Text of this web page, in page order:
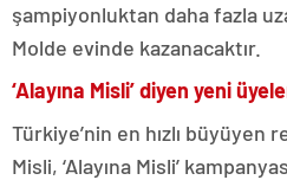
şampiyonluktan daha fazla
Molde evinde kazanacaktır.
‘Alayına Misli’ diyen yeni
Türkiye’nin en hızlı büyüyen
Misli, ‘Alayına Misli’